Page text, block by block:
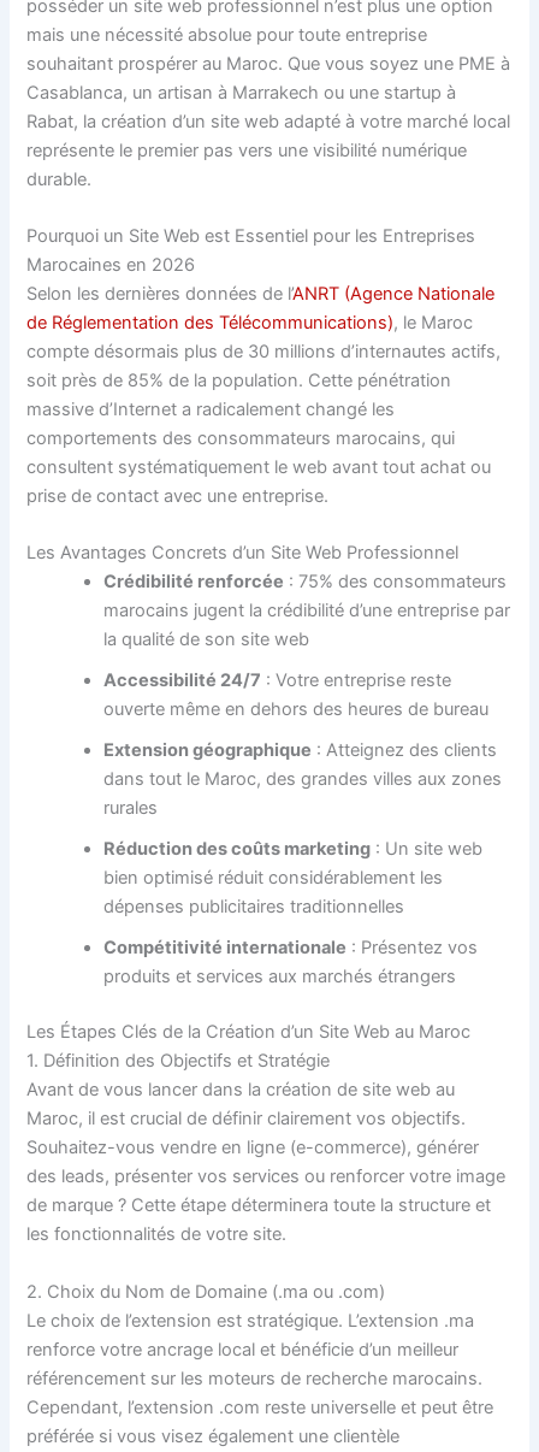
posséder un site web professionnel n’est plus une option
mais une nécessité absolue pour toute entreprise
souhaitant prospérer au Maroc. Que vous soyez une PME à
Casablanca, un artisan à Marrakech ou une startup à
Rabat, la création d’un site web adapté à votre marché local
représente le premier pas vers une visibilité numérique
durable.
Pourquoi un Site Web est Essentiel pour les Entreprises
Marocaines en 2026
Selon les dernières données de l’ANRT (Agence Nationale
de Réglementation des Télécommunications), le Maroc
compte désormais plus de 30 millions d’internautes actifs,
soit près de 85% de la population. Cette pénétration
massive d’Internet a radicalement changé les
comportements des consommateurs marocains, qui
consultent systématiquement le web avant tout achat ou
prise de contact avec une entreprise.
Les Avantages Concrets d’un Site Web Professionnel
Crédibilité renforcée : 75% des consommateurs
marocains jugent la crédibilité d’une entreprise par
la qualité de son site web
Accessibilité 24/7 : Votre entreprise reste
ouverte même en dehors des heures de bureau
Extension géographique : Atteignez des clients
dans tout le Maroc, des grandes villes aux zones
rurales
Réduction des coûts marketing : Un site web
bien optimisé réduit considérablement les
dépenses publicitaires traditionnelles
Compétitivité internationale : Présentez vos
produits et services aux marchés étrangers
Les Étapes Clés de la Création d’un Site Web au Maroc
1. Définition des Objectifs et Stratégie
Avant de vous lancer dans la création de site web au
Maroc, il est crucial de définir clairement vos objectifs.
Souhaitez-vous vendre en ligne (e-commerce), générer
des leads, présenter vos services ou renforcer votre image
de marque ? Cette étape déterminera toute la structure et
les fonctionnalités de votre site.
2. Choix du Nom de Domaine (.ma ou .com)
Le choix de l’extension est stratégique. L’extension .ma
renforce votre ancrage local et bénéficie d’un meilleur
référencement sur les moteurs de recherche marocains.
Cependant, l’extension .com reste universelle et peut être
préférée si vous visez également une clientèle